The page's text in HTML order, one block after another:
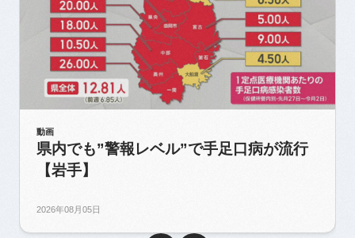
動画
県内でも”警報レベル”で手足口病が流行
【岩手】
2026年08月05日